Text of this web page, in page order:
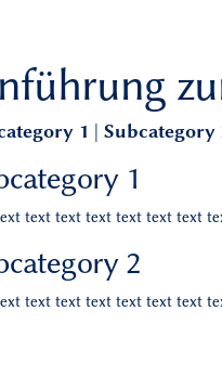
1 Subcategory
1
text text text text text text
2
text text text text text text